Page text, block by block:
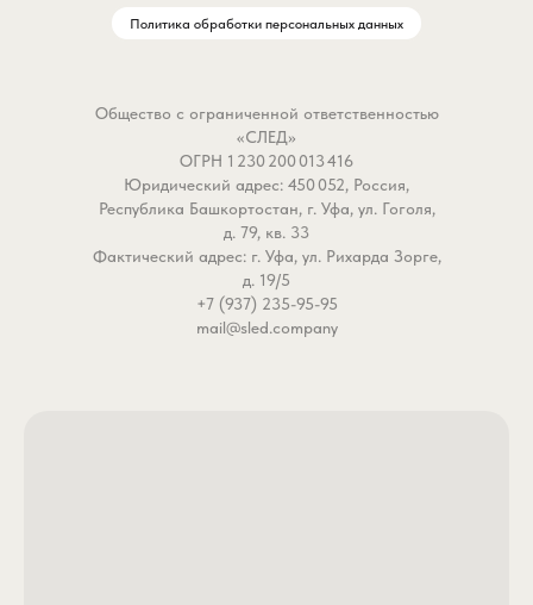
Политика обработки персональных данных
Общество с ограниченной ответственностью
«СЛЕД»
ОГРН 1 230 200 013 416
Юридический адрес: 450 052, Россия,
Республика Башкортостан, г. Уфа, ул. Гоголя,
д. 79, кв. 33
Фактический адрес: г. Уфа, ул. Рихарда Зорге,
д. 19/5
+7 (937) 235-95-95
mail@sled.company